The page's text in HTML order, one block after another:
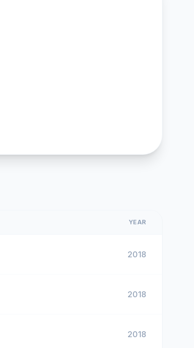
YEAR
2018
2018
2018